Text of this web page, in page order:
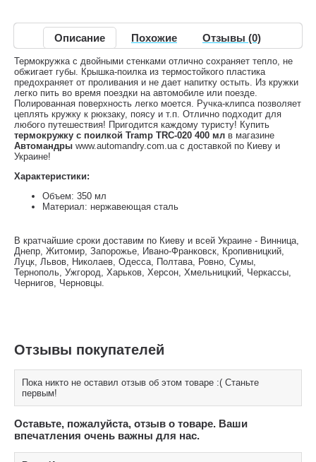
Описание Похожие Отзывы (0)
Термокружка с двойными стенками отлично сохраняет тепло, не
обжигает губы. Крышка-поилка из термостойкого пластика
предохраняет от проливания и не дает напитку остыть. Из кружки
легко пить во время поездки на автомобиле или поезде.
Полированная поверхность легко моется. Ручка-клипса позволяет
цеплять кружку к рюкзаку, поясу и т.п. Отлично подходит для
любого путешествия! Пригодится каждому туристу! Купить
термокружку с поилкой Tramp TRC-020 400 мл в магазине
Автомандры www.automandry.com.ua с доставкой по Киеву и
Украине!
Характеристики:
Объем: 350 мл
Материал: нержавеющая сталь
В кратчайшие сроки доставим по Киеву и всей Украине - Винница,
Днепр, Житомир, Запорожье, Ивано-Франковск, Кропивницкий,
Луцк, Львов, Николаев, Одесса, Полтава, Ровно, Сумы,
Тернополь, Ужгород, Харьков, Херсон, Хмельницкий, Черкассы,
Чернигов, Черновцы.
Отзывы покупателей
Пока никто не оставил отзыв об этом товаре :( Станьте
первым!
Оставьте, пожалуйста, отзыв о товаре. Ваши
впечатления очень важны для нас.